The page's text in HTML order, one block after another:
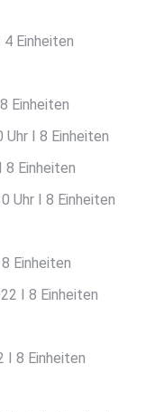
Einheiten
Einheiten
I 8 Einheiten
8 Einheiten
Uhr I 8 Einheiten
Einheiten
I 8 Einheiten
I 8 Einheiten